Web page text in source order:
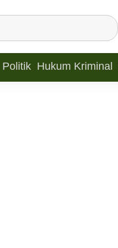
Politik Hukum Kriminal